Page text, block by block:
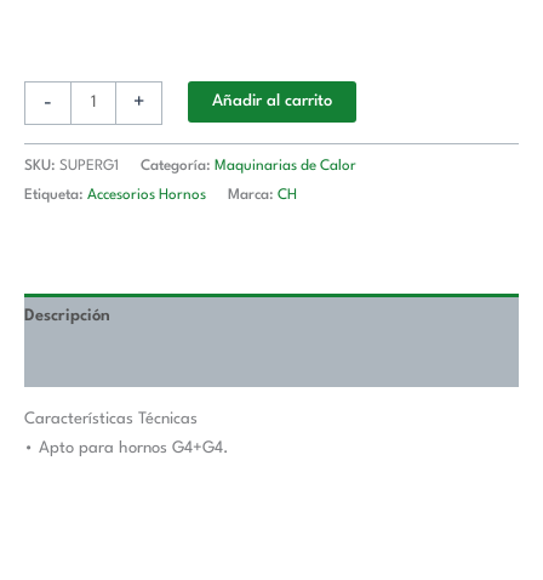
- + Añadir al carrito
SKU: SUPERG1 Categoría: Maquinarias de Calor
Etiqueta: Accesorios Hornos Marca: CH
Descripción
Características Técnicas
• Apto para hornos G4+G4.